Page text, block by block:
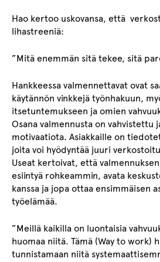
Hao kertoo uskovansa, että
lihastreeniä:
”Mitä enemmän sitä tekee, sitä
Hankkeessa valmennettavat ovat
käytännön vinkkejä työnhakuun,
itsetuntemukseen ja omien
Osana valmennusta on vahvistettu
motivaatiota. Asiakkaille on
joita voi hyödyntää juuri
Useat kertoivat, että
esiintyä rohkeammin, avata
kanssa ja jopa ottaa ensimmäisen
työelämää.
”Meillä kaikilla on luontaisia
huomaa niitä. Tämä (Way to work)
tunnistamaan niitä